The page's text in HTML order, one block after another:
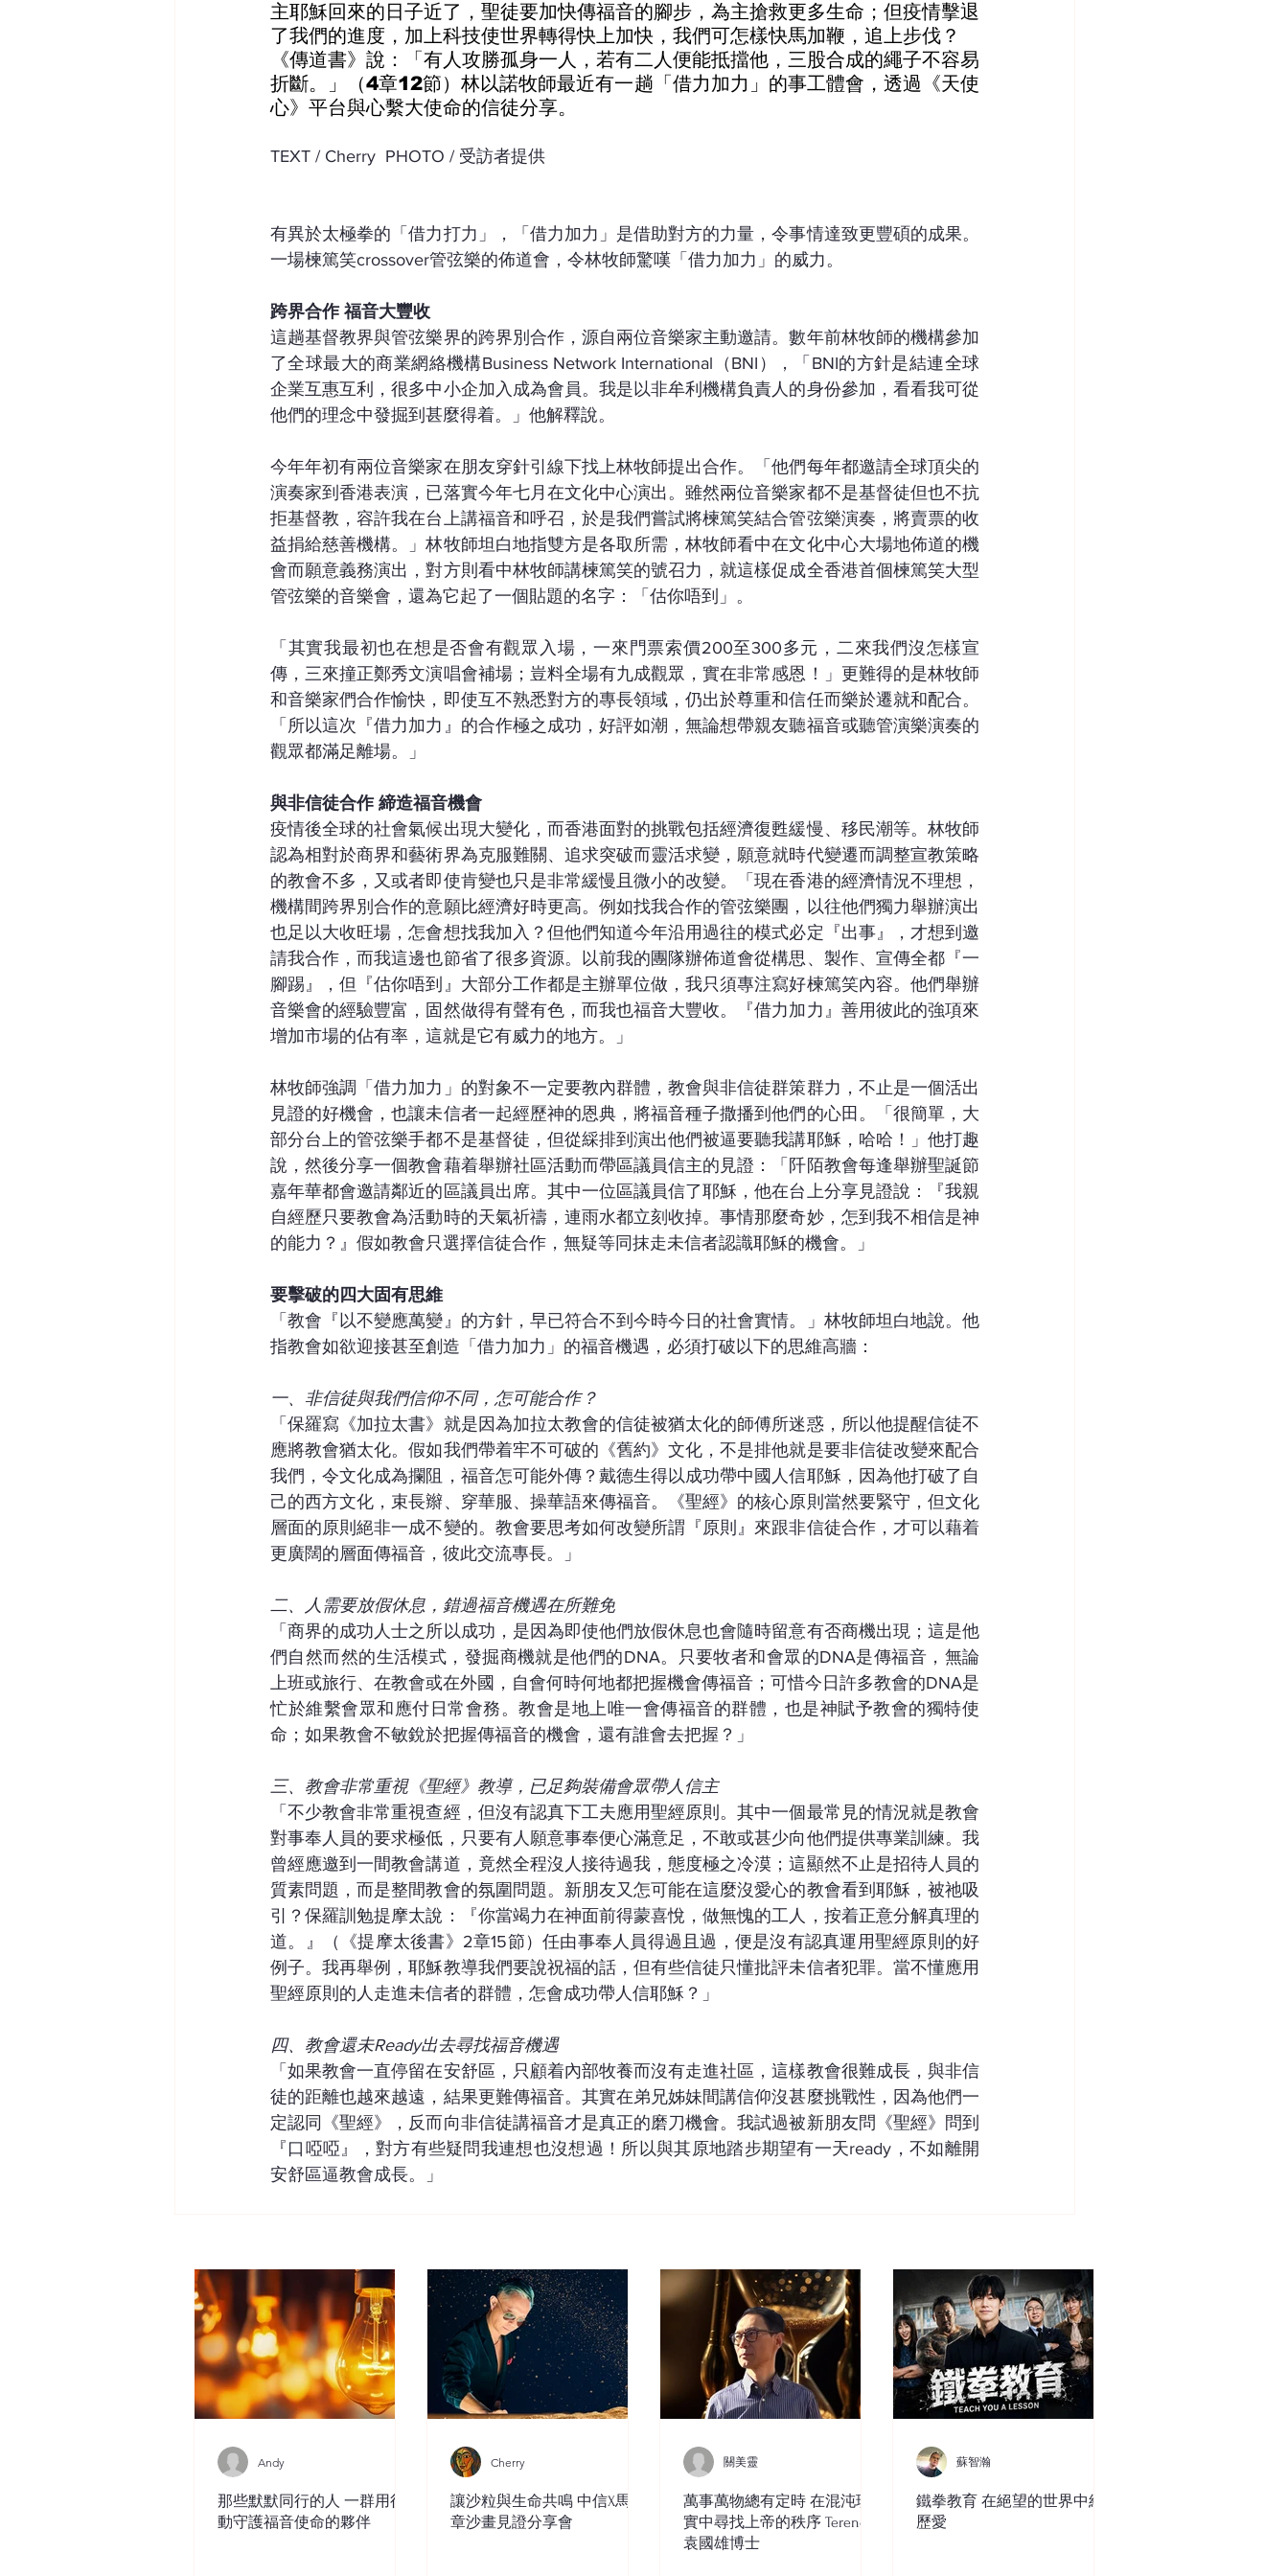
主耶穌回來的日子近了，聖徒要加快傳福音的腳步，為主搶救更多生命；但疫情擊退
了我們的進度，加上科技使世界轉得快上加快，我們可怎樣快馬加鞭，追上步伐？
《傳道書》說：「有人攻勝孤身一人，若有二人便能抵擋他，三股合成的繩子不容易
折斷。」（4章12節）林以諾牧師最近有一趟「借力加力」的事工體會，透過《天使
心》平台與心繫大使命的信徒分享。
TEXT / Cherry  PHOTO / 受訪者提供
有異於太極拳的「借力打力」，「借力加力」是借助對方的力量，令事情達致更豐碩的成果。
一場楝篤笑crossover管弦樂的佈道會，令林牧師驚嘆「借力加力」的威力。
跨界合作 福音大豐收
這趟基督教界與管弦樂界的跨界別合作，源自兩位音樂家主動邀請。數年前林牧師的機構參加
了全球最大的商業網絡機構Business Network International（BNI），「BNI的方針是結連全球
企業互惠互利，很多中小企加入成為會員。我是以非牟利機構負責人的身份參加，看看我可從
他們的理念中發掘到甚麼得着。」他解釋說。
今年年初有兩位音樂家在朋友穿針引線下找上林牧師提出合作。「他們每年都邀請全球頂尖的
演奏家到香港表演，已落實今年七月在文化中心演出。雖然兩位音樂家都不是基督徒但也不抗
拒基督教，容許我在台上講福音和呼召，於是我們嘗試將楝篤笑結合管弦樂演奏，將賣票的收
益捐給慈善機構。」林牧師坦白地指雙方是各取所需，林牧師看中在文化中心大場地佈道的機
會而願意義務演出，對方則看中林牧師講楝篤笑的號召力，就這樣促成全香港首個楝篤笑大型
管弦樂的音樂會，還為它起了一個貼題的名字：「估你唔到」。
「其實我最初也在想是否會有觀眾入場，一來門票索價200至300多元，二來我們沒怎樣宣
傳，三來撞正鄭秀文演唱會補場；豈料全場有九成觀眾，實在非常感恩！」更難得的是林牧師
和音樂家們合作愉快，即使互不熟悉對方的專長領域，仍出於尊重和信任而樂於遷就和配合。
「所以這次『借力加力』的合作極之成功，好評如潮，無論想帶親友聽福音或聽管演樂演奏的
觀眾都滿足離場。」
與非信徒合作 締造福音機會
疫情後全球的社會氣候出現大變化，而香港面對的挑戰包括經濟復甦緩慢、移民潮等。林牧師
認為相對於商界和藝術界為克服難關、追求突破而靈活求變，願意就時代變遷而調整宣教策略
的教會不多，又或者即使肯變也只是非常緩慢且微小的改變。「現在香港的經濟情況不理想，
機構間跨界別合作的意願比經濟好時更高。例如找我合作的管弦樂團，以往他們獨力舉辦演出
也足以大收旺場，怎會想找我加入？但他們知道今年沿用過往的模式必定『出事』，才想到邀
請我合作，而我這邊也節省了很多資源。以前我的團隊辦佈道會從構思、製作、宣傳全都『一
腳踢』，但『估你唔到』大部分工作都是主辦單位做，我只須專注寫好楝篤笑內容。他們舉辦
音樂會的經驗豐富，固然做得有聲有色，而我也福音大豐收。『借力加力』善用彼此的強項來
增加市場的佔有率，這就是它有威力的地方。」
林牧師強調「借力加力」的對象不一定要教內群體，教會與非信徒群策群力，不止是一個活出
見證的好機會，也讓未信者一起經歷神的恩典，將福音種子撒播到他們的心田。「很簡單，大
部分台上的管弦樂手都不是基督徒，但從綵排到演出他們被逼要聽我講耶穌，哈哈！」他打趣
說，然後分享一個教會藉着舉辦社區活動而帶區議員信主的見證：「阡陌教會每逢舉辦聖誕節
嘉年華都會邀請鄰近的區議員出席。其中一位區議員信了耶穌，他在台上分享見證說：『我親
自經歷只要教會為活動時的天氣祈禱，連雨水都立刻收掉。事情那麼奇妙，怎到我不相信是神
的能力？』假如教會只選擇信徒合作，無疑等同抹走未信者認識耶穌的機會。」
要擊破的四大固有思維
「教會『以不變應萬變』的方針，早已符合不到今時今日的社會實情。」林牧師坦白地說。他
指教會如欲迎接甚至創造「借力加力」的福音機遇，必須打破以下的思維高牆：
一、非信徒與我們信仰不同，怎可能合作？
「保羅寫《加拉太書》就是因為加拉太教會的信徒被猶太化的師傅所迷惑，所以他提醒信徒不
應將教會猶太化。假如我們帶着牢不可破的《舊約》文化，不是排他就是要非信徒改變來配合
我們，令文化成為攔阻，福音怎可能外傳？戴德生得以成功帶中國人信耶穌，因為他打破了自
己的西方文化，束長辮、穿華服、操華語來傳福音。《聖經》的核心原則當然要緊守，但文化
層面的原則絕非一成不變的。教會要思考如何改變所謂『原則』來跟非信徒合作，才可以藉着
更廣闊的層面傳福音，彼此交流專長。」
二、人需要放假休息，錯過福音機遇在所難免
「商界的成功人士之所以成功，是因為即使他們放假休息也會隨時留意有否商機出現；這是他
們自然而然的生活模式，發掘商機就是他們的DNA。只要牧者和會眾的DNA是傳福音，無論
上班或旅行、在教會或在外國，自會何時何地都把握機會傳福音；可惜今日許多教會的DNA是
忙於維繫會眾和應付日常會務。教會是地上唯一會傳福音的群體，也是神賦予教會的獨特使
命；如果教會不敏銳於把握傳福音的機會，還有誰會去把握？」
三、教會非常重視《聖經》教導，已足夠裝備會眾帶人信主
「不少教會非常重視查經，但沒有認真下工夫應用聖經原則。其中一個最常見的情況就是教會
對事奉人員的要求極低，只要有人願意事奉便心滿意足，不敢或甚少向他們提供專業訓練。我
曾經應邀到一間教會講道，竟然全程沒人接待過我，態度極之冷漠；這顯然不止是招待人員的
質素問題，而是整間教會的氛圍問題。新朋友又怎可能在這麼沒愛心的教會看到耶穌，被祂吸
引？保羅訓勉提摩太說：『你當竭力在神面前得蒙喜悅，做無愧的工人，按着正意分解真理的
道。』（《提摩太後書》2章15節）任由事奉人員得過且過，便是沒有認真運用聖經原則的好
例子。我再舉例，耶穌教導我們要說祝福的話，但有些信徒只懂批評未信者犯罪。當不懂應用
聖經原則的人走進未信者的群體，怎會成功帶人信耶穌？」
四、教會還未Ready出去尋找福音機遇
「如果教會一直停留在安舒區，只顧着內部牧養而沒有走進社區，這樣教會很難成長，與非信
徒的距離也越來越遠，結果更難傳福音。其實在弟兄姊妹間講信仰沒甚麼挑戰性，因為他們一
定認同《聖經》，反而向非信徒講福音才是真正的磨刀機會。我試過被新朋友問《聖經》問到
『口啞啞』，對方有些疑問我連想也沒想過！所以與其原地踏步期望有一天ready，不如離開
安舒區逼教會成長。」
那些默默同行的人 一群用行
動守護福音使命的夥伴
Andy
讓沙粒與生命共鳴 中信X馬穎
章沙畫見證分享會
Cherry
萬事萬物總有定時 在混沌現
實中尋找上帝的秩序 Terence
袁國雄博士
關美靈
鐵拳教育 在絕望的世界中經
歷愛
蘇智瀚